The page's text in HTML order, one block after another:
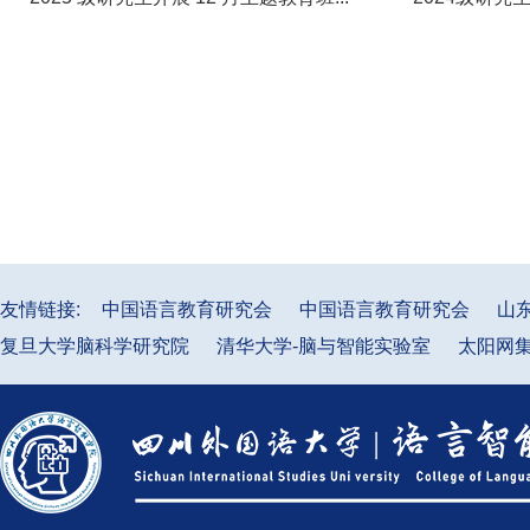
友情链接: 中国语言教育研究会 中国语言教育研究会
山
复旦大学脑科学研究院
清华大学-脑与智能实验室 太阳网